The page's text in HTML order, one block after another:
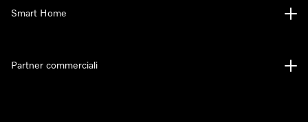
Smart Home
Partner commerciali